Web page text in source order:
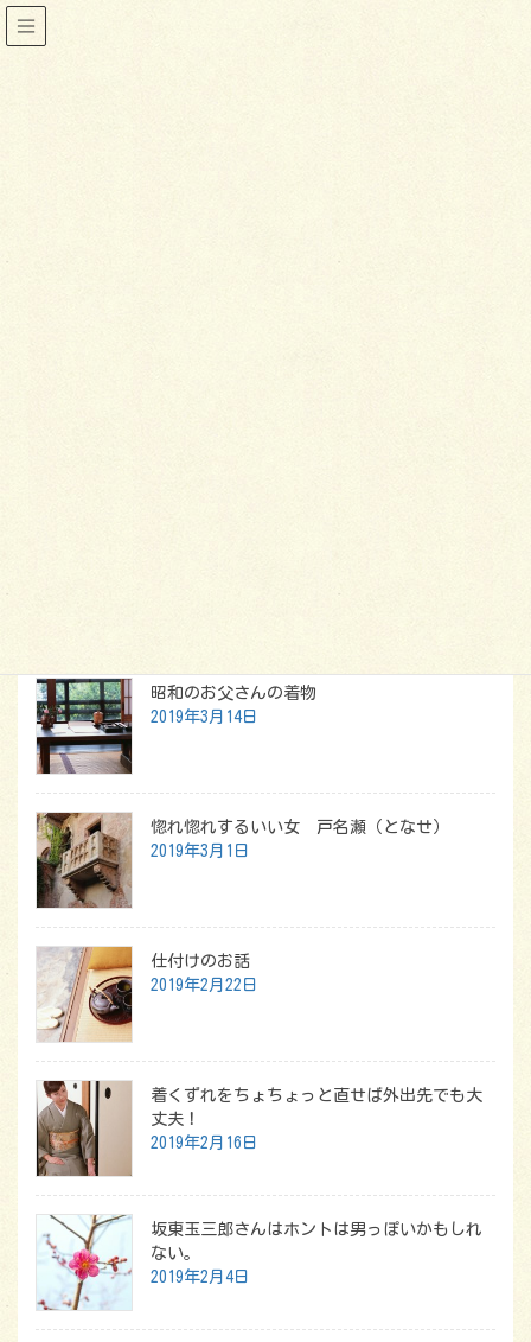
昭和のお父さんの着物
2019年3月14日
惚れ惚れするいい女 戸名瀬（となせ）
2019年3月1日
仕付けのお話
2019年2月22日
着くずれをちょちょっと直せば外出先でも大
丈夫！
2019年2月16日
坂東玉三郎さんはホントは男っぽいかもしれ
ない。
2019年2月4日